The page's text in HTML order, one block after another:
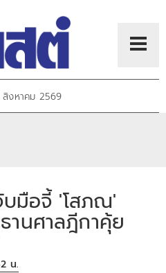
งหาคม 2569
บมือจี้ 'โสภณ'
านศาลฎีกาคุ้ย
น.